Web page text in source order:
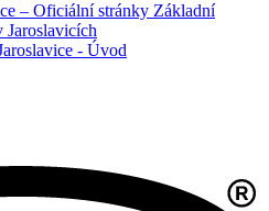
– Oficiální stránky Základní
Jaroslavicích
- Úvod